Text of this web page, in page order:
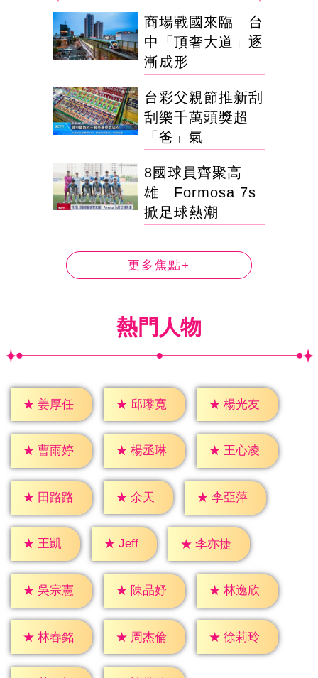
商場戰國來臨 台
中「頂奢大道」逐
漸成形
台彩父親節推新刮
刮樂千萬頭獎超
「爸」氣
8國球員齊聚高
雄 Formosa 7s
掀足球熱潮
更多焦點+
熱門人物
★ 姜厚任 ★ 邱瓈寬 ★ 楊光友
★ 曹雨婷 ★ 楊丞琳 ★ 王心凌
★ 田路路 ★ 余天 ★ 李亞萍
★ 王凱 ★ Jeff ★ 李亦捷
★ 吳宗憲 ★ 陳品妤 ★ 林逸欣
★ 林春銘 ★ 周杰倫 ★ 徐莉玲